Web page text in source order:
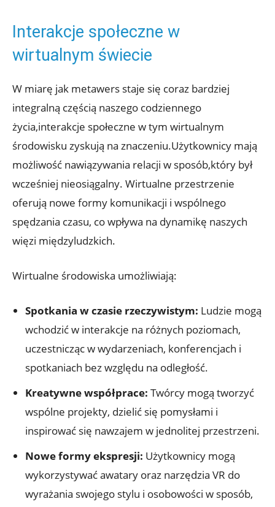
Interakcje społeczne w
wirtualnym świecie
W miarę jak metawers staje się coraz bardziej
integralną częścią naszego codziennego
życia,interakcje społeczne w tym wirtualnym
środowisku zyskują na znaczeniu.Użytkownicy mają
możliwość nawiązywania relacji w sposób,który był
wcześniej nieosiągalny. Wirtualne przestrzenie
oferują nowe formy komunikacji i wspólnego
spędzania czasu, co wpływa na dynamikę naszych
więzi międzyludzkich.
Wirtualne środowiska umożliwiają:
Spotkania w czasie rzeczywistym: Ludzie mogą
wchodzić w interakcje na różnych poziomach,
uczestnicząc w wydarzeniach, konferencjach i
spotkaniach bez względu na odległość.
Kreatywne współprace: Twórcy mogą tworzyć
wspólne projekty, dzielić się pomysłami i
inspirować się nawzajem w jednolitej przestrzeni.
Nowe formy ekspresji: Użytkownicy mogą
wykorzystywać awatary oraz narzędzia VR do
wyrażania swojego stylu i osobowości w sposób,